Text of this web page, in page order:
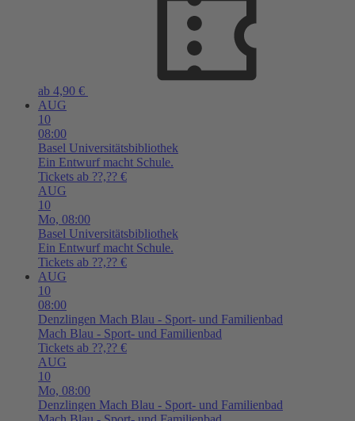
ab 4,90 €
AUG
10
08:00
Basel Universitätsbibliothek
Ein Entwurf macht Schule.
Tickets ab ??,?? €
AUG
10
Mo, 08:00
Basel Universitätsbibliothek
Ein Entwurf macht Schule.
Tickets ab ??,?? €
AUG
10
08:00
Denzlingen Mach Blau - Sport- und Familienbad
Mach Blau - Sport- und Familienbad
Tickets ab ??,?? €
AUG
10
Mo, 08:00
Denzlingen Mach Blau - Sport- und Familienbad